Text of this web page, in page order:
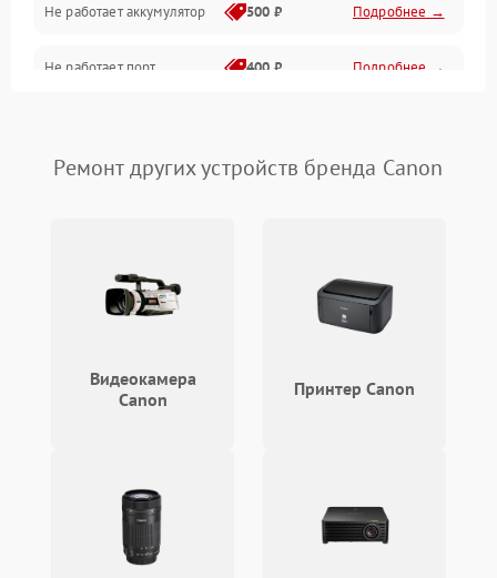
Программные сбои
Коммуникации и интерфейсы
Не работает аккумулятор 500 ₽ Подробнее →
Не работает порт 400 ₽ Подробнее →
Ремонт других устройств бренда Canon
Видеокамера
Canon
Принтер Canon